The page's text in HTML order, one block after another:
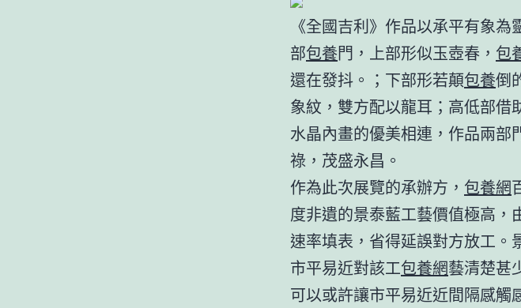
《全國吉利》作品以承平有象為
部包養門，上部形似玉壺春， 包
還在發抖。；下部形若顛包養倒
象紋，雙方配以龍耳；高低部借
水晶內畫的優美相連，作品兩部
祿，茂盛永昌。
作為此次展覽的承辦方， 包養網
度非遺的景泰藍工藝價值極高，
速率填表，省得延誤對方放工。
市平易近對該工包養網藝清楚甚
可以或許讓市平易近近間隔感觸